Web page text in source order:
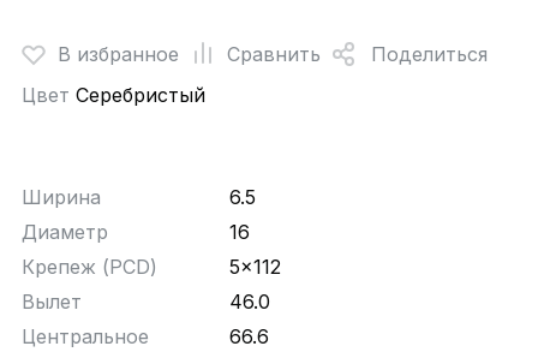
В избранное Сравнить
Поделиться
Цвет Серебристый
Ширина
6.5
Диаметр
16
Крепеж (PCD)
5x112
Вылет
46.0
Центральное
66.6